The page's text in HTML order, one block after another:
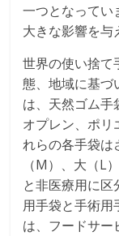
一つとなってい
大きな影響を与
世界の使い捨て
態、地域に基づ
は、天然ゴム手
オプレン、ポリ
れらの各手袋は
（M）、大（L
と非医療用に
用手袋と手術用
は、フードサー